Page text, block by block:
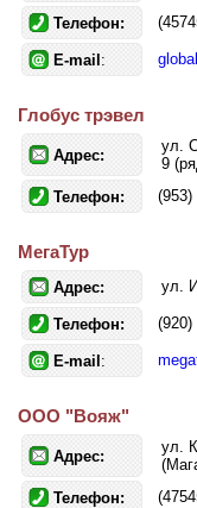
Телефон:
E-mail :
Глобус трэвел
Адрес:
ул.
9
Телефон:
МегаТур
Адрес: ул.
Телефон: (920)
E-mail :
ООО "Вояж"
Адрес:
ул.
Телефон: